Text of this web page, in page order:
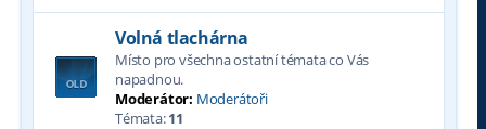
Volná tlachárna
Místo pro všechna ostatní témata co Vás
napadnou.
Moderátor: Moderátoři
Témata:11